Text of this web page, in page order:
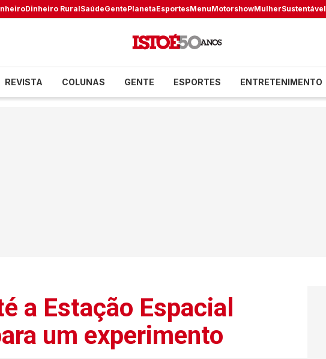
Dinheiro RuralSaúdeGentePlanetaEsportesMenuMotorshowMulherSustentável
REVISTA COLUNAS GENTE ESPORTES ENTRETENIMENTO
a Estação Espacial
um experimento